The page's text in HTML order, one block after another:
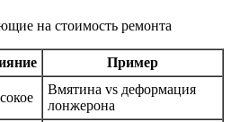
на стоимость ремонта
Пример
Вмятина vs деформация
лонжерона